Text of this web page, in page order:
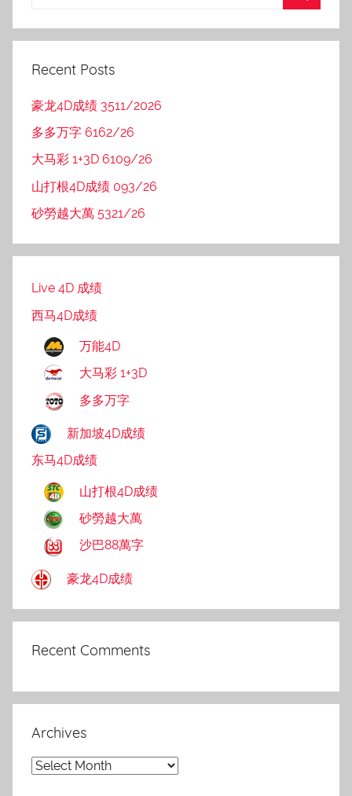
Recent Posts
豪龙4D成绩 3511/2026
多多万字 6162/26
大马彩 1+3D 6109/26
山打根4D成绩 093/26
砂勞越大萬 5321/26
Live 4D 成绩
西马4D成绩
万能4D
大马彩 1+3D
多多万字
新加坡4D成绩
东马4D成绩
山打根4D成绩
砂勞越大萬
沙巴88萬字
豪龙4D成绩
Recent Comments
Archives
Archives